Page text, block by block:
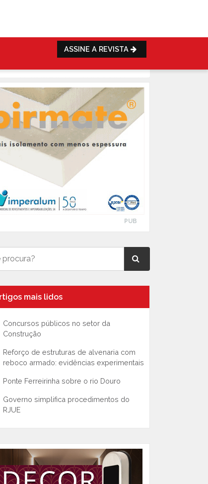
ASSINE A REVISTA
PUB
mais lidos
Concursos públicos no setor da
Construção
Reforço de estruturas de alvenaria com
reboco armado: evidências experimentais
Ponte Ferreirinha sobre o rio Douro
Governo simplifica procedimentos do
RJUE